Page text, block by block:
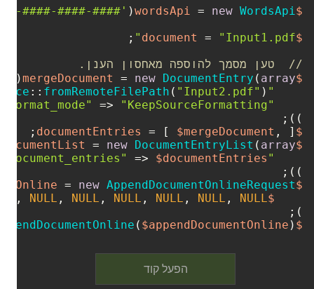
$wordsApi
= new WordsApi
(
####-####-####'
$document
= "Input1.pdf"
//  טען מסמך להוספה מאחסון הענן.
$mergeDocument
= new DocumentEntry ( array
"file_reference"
:: fromRemoteFilePath ( "Input2.pdf"
"import_format_mode"
=>
"KeepSourceFormatting"
));
$documentEntries
= [ $mergeDocument , ];
$documentList
= new DocumentEntryList ( array
"document_entries"
=> $documentEntries
));
$appendDocumentOnline
= new AppendDocumentOnlineRequest
$document
, NULL , NULL , NULL , NULL , NULL , NULL
);
$wordsApi
( $appendDocumentOnline );
הפעל קוד